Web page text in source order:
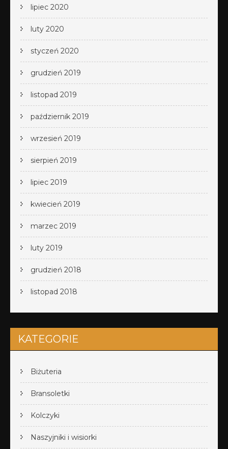
lipiec 2020
luty 2020
styczeń 2020
grudzień 2019
listopad 2019
październik 2019
wrzesień 2019
sierpień 2019
lipiec 2019
kwiecień 2019
marzec 2019
luty 2019
grudzień 2018
listopad 2018
KATEGORIE
Biżuteria
Bransoletki
Kolczyki
Naszyjniki i wisiorki